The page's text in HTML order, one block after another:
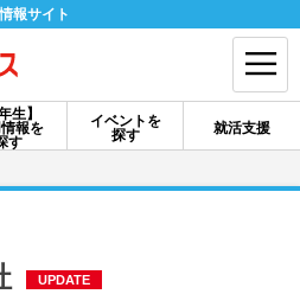
報サイト
生】
報を
す
イベントを
探す
就活支援
ログイン
UPDATE